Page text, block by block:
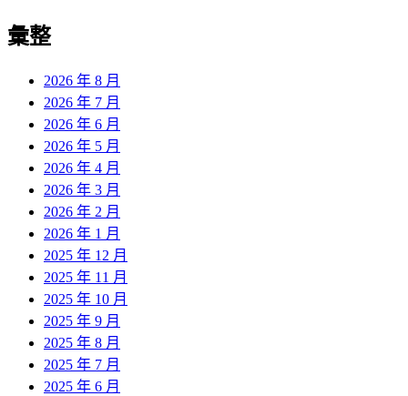
彙整
2026 年 8 月
2026 年 7 月
2026 年 6 月
2026 年 5 月
2026 年 4 月
2026 年 3 月
2026 年 2 月
2026 年 1 月
2025 年 12 月
2025 年 11 月
2025 年 10 月
2025 年 9 月
2025 年 8 月
2025 年 7 月
2025 年 6 月